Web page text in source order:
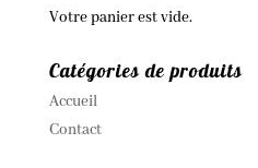
Votre panier est vide.
Catégories de produits
Accueil
Contact